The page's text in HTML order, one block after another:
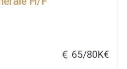
65/80K€